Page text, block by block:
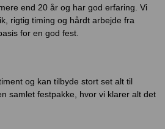
end 20 år og har god erfaring. Vi
rigtig timing og hårdt arbejde fra
for en god fest.
og kan tilbyde stort set alt til
samlet festpakke, hvor vi klarer alt det